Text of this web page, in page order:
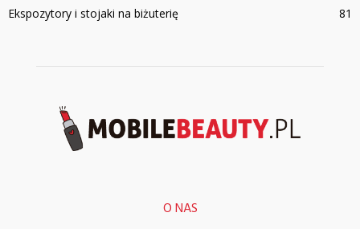
Ekspozytory i stojaki na biżuterię
81
O NAS